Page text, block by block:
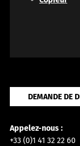
DEMANDE DE
Appelez-nous :
+33 (0)1 41 32 22 60